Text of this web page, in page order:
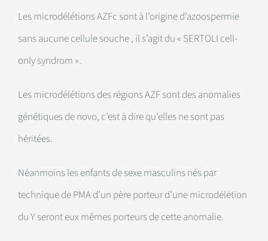
Les microdélétions AZFc sont à l’origine d’azoospermie
sans aucune cellule souche , il s’agit du « SERTOLI cell-
only syndrom ».
Les microdélétions des régions AZF sont des anomalies
génétiques de novo, c’est à dire qu’elles ne sont pas
héritées.
Néanmoins les enfants de sexe masculins nés par
technique de PMA d’un père porteur d’une microdélétion
du Y seront eux mêmes porteurs de cette anomalie.